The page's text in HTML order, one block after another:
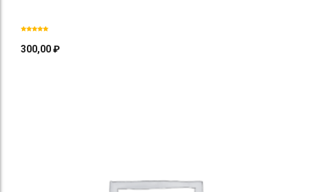
300,00₽